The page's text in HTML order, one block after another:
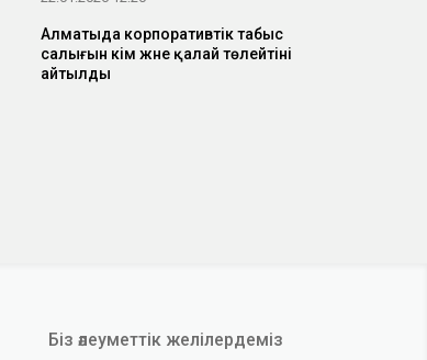
Алматыда корпоративтік табыс
салығын кім және қалай төлейтіні
айтылды
Біз әлеуметтік желілердеміз